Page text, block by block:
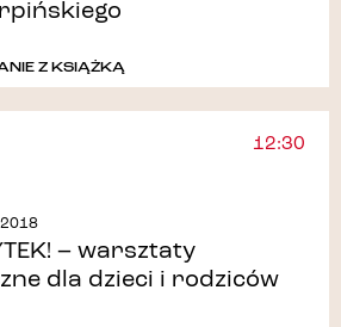
Z KSIĄŻKĄ
12:30
– warsztaty
dla dzieci i rodziców